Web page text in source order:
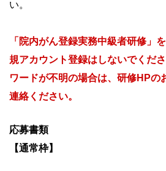
い。
「院内がん登録実務中級者研修」
規アカウント登録はしないでくだ
ワードが不明の場合は、研修HPの
連絡ください。
応募書類
【通常枠】